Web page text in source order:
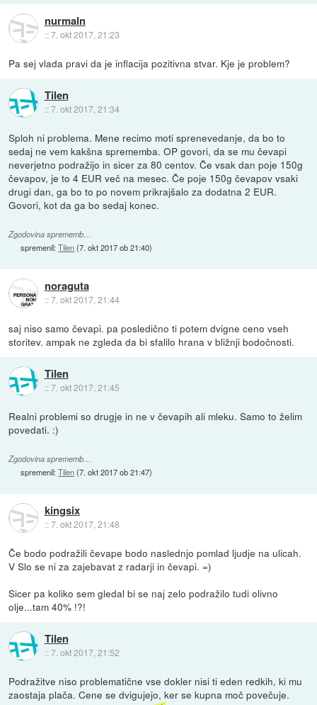
nurmaln
::7. okt 2017, 21:23
Pa sej vlada pravi da je inflacija pozitivna stvar. Kje je problem?
Tilen
::7. okt 2017, 21:34
Sploh ni problema. Mene recimo moti sprenevedanje, da bo to
sedaj ne vem kakšna sprememba. OP govori, da se mu čevapi
neverjetno podražijo in sicer za 80 centov. Če vsak dan poje 150g
čevapov, je to 4 EUR več na mesec. Če poje 150g čevapov vsaki
drugi dan, ga bo to po novem prikrajšalo za dodatna 2 EUR.
Govori, kot da ga bo sedaj konec.
Zgodovina sprememb…
spremenil:Tilen(7. okt 2017 ob 21:40)
noraguta
::7. okt 2017, 21:44
saj niso samo čevapi. pa posledično ti potem dvigne ceno vseh
storitev. ampak ne zgleda da bi sfalilo hrana v bližnji bodočnosti.
Tilen
::7. okt 2017, 21:45
Realni problemi so drugje in ne v čevapih ali mleku. Samo to želim
povedati. :)
Zgodovina sprememb…
spremenil:Tilen(7. okt 2017 ob 21:47)
kingsix
::7. okt 2017, 21:48
Če bodo podražili čevape bodo naslednjo pomlad ljudje na ulicah.
V Slo se ni za zajebavat z radarji in čevapi. =)
Sicer pa koliko sem gledal bi se naj zelo podražilo tudi olivno
olje...tam 40% !?!
Tilen
::7. okt 2017, 21:52
Podražitve niso problematične vse dokler nisi ti eden redkih, ki mu
zaostaja plača. Cene se dvigujejo, ker se kupna moč povečuje.